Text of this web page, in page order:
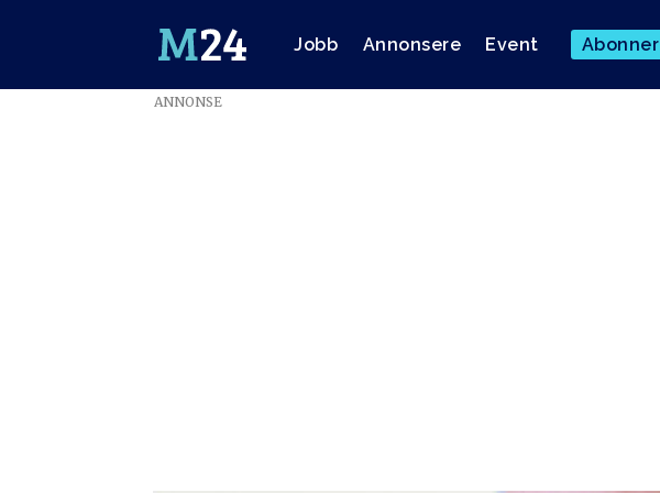
Jobb Annonsere Event Abonner
ANNONSE